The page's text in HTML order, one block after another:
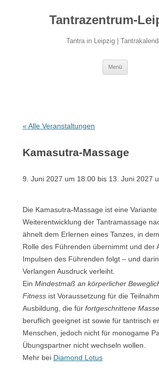
Tantrazentrum-
Tantra in Leipzig |
Menü
« Alle Veranstaltungen
Kamasutra-Massage
9. Juni 2027 um 18:00 bis 13. Juni 2027
Die Kamasutra-Massage ist eine Variante
Weiterentwicklung der Tantramassage
ähnelt dem Erlernen eines Tanzes, in
Rolle des Führenden übernimmt und der
Impulsen des Führenden folgt – und
Verlangen Ausdruck verleiht.
Ein Mindestmaß an körperlicher
Fitness ist Voraussetzung für die
Ausbildung, die für fortgeschrittene
beruflich geeignet ist sowie für tantrisch
Menschen, jedoch nicht für monogame
Übungspartner nicht wechseln wollen.
Mehr bei Diamond Lotus